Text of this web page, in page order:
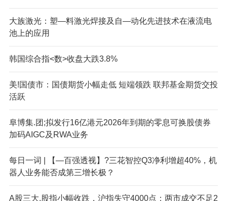
大族激光：塑—料激光焊接及自—动化先进技术在液流电
池上的应用
韩国综合指<数>收盘大跌3.8%
美!国债市：国债期货小幅走低 短端领跌 联邦基金期货交投
活跃
阜博集.团;拟发行16亿港元2026年到期的零息可换股债券
加码AIGC及RWA业务
每日一词 | 【—百强透视】?三花智控Q3净利增超40%，机
器人业务能否成第三增长极？
A股三大.股指小幅收跌，沪指失守4000点：两市成交不足2